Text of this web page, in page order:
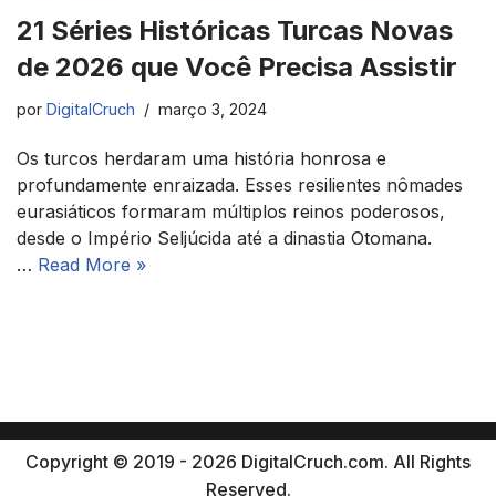
21 Séries Históricas Turcas Novas
de 2026 que Você Precisa Assistir
por DigitalCruch março 3, 2024
Os turcos herdaram uma história honrosa e
profundamente enraizada. Esses resilientes nômades
eurasiáticos formaram múltiplos reinos poderosos,
desde o Império Seljúcida até a dinastia Otomana.
… Read More »
Copyright © 2019 - 2026 DigitalCruch.com. All Rights
Reserved.